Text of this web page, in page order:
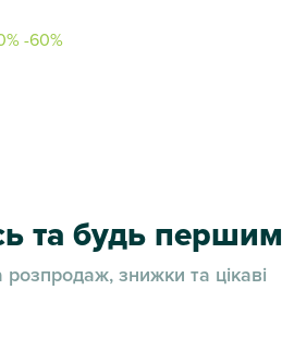
-60%
та будь першим
розпродаж, знижки та цікаві